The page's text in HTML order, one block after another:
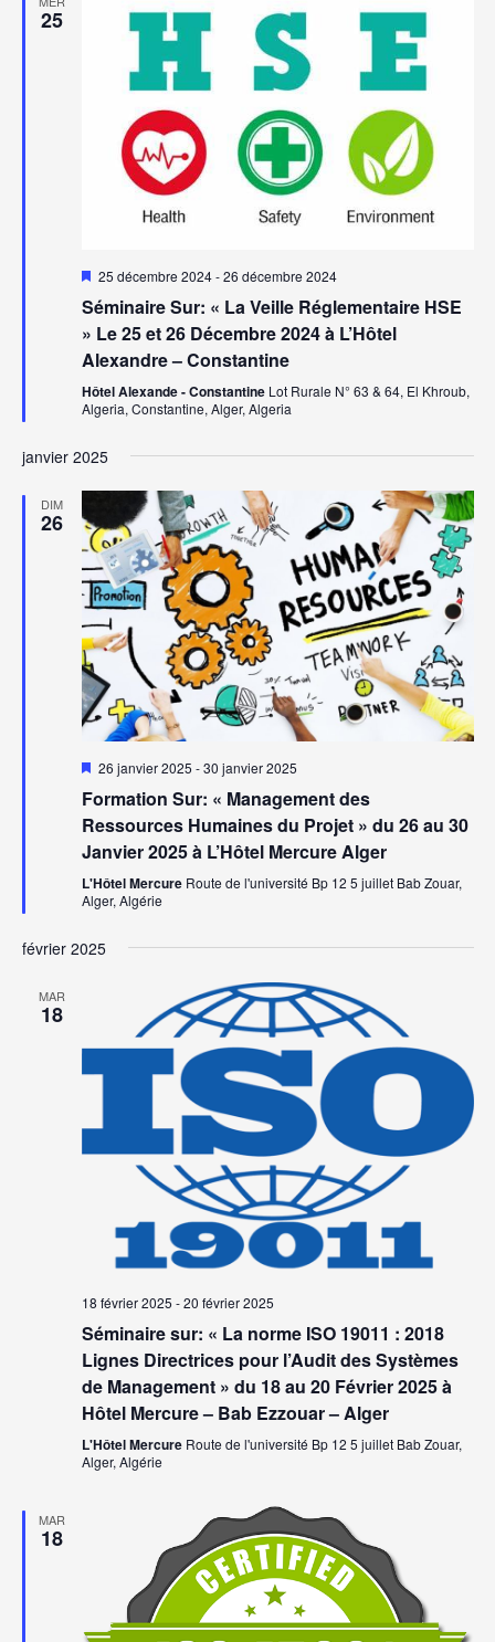
25
Mis
avant
25 décembre 2024-26 décembre 2024
Séminaire Sur: « La Veille Réglementaire HSE
» Le 25 et 26 Décembre 2024 à L’Hôtel
Alexandre – Constantine
Hôtel Alexande - Constantine Lot Rurale N° 63 & 64, El Khroub,
Algeria, Constantine, Alger, Algeria
janvier 2025
DIM
26
Mis
avant
26 janvier 2025 -30 janvier 2025
Formation Sur: « Management des
Ressources Humaines du Projet » du 26 au 30
Janvier 2025 à L’Hôtel Mercure Alger
L'Hôtel Mercure Route de l'université Bp 12 5 juillet Bab Zouar,
Alger, Algérie
février 2025
MAR
18
18 février 2025 -20 février 2025
Séminaire sur: « La norme ISO 19011 : 2018
Lignes Directrices pour l’Audit des Systèmes
de Management » du 18 au 20 Février 2025 à
Hôtel Mercure – Bab Ezzouar – Alger
L'Hôtel Mercure Route de l'université Bp 12 5 juillet Bab Zouar,
Alger, Algérie
MAR
18